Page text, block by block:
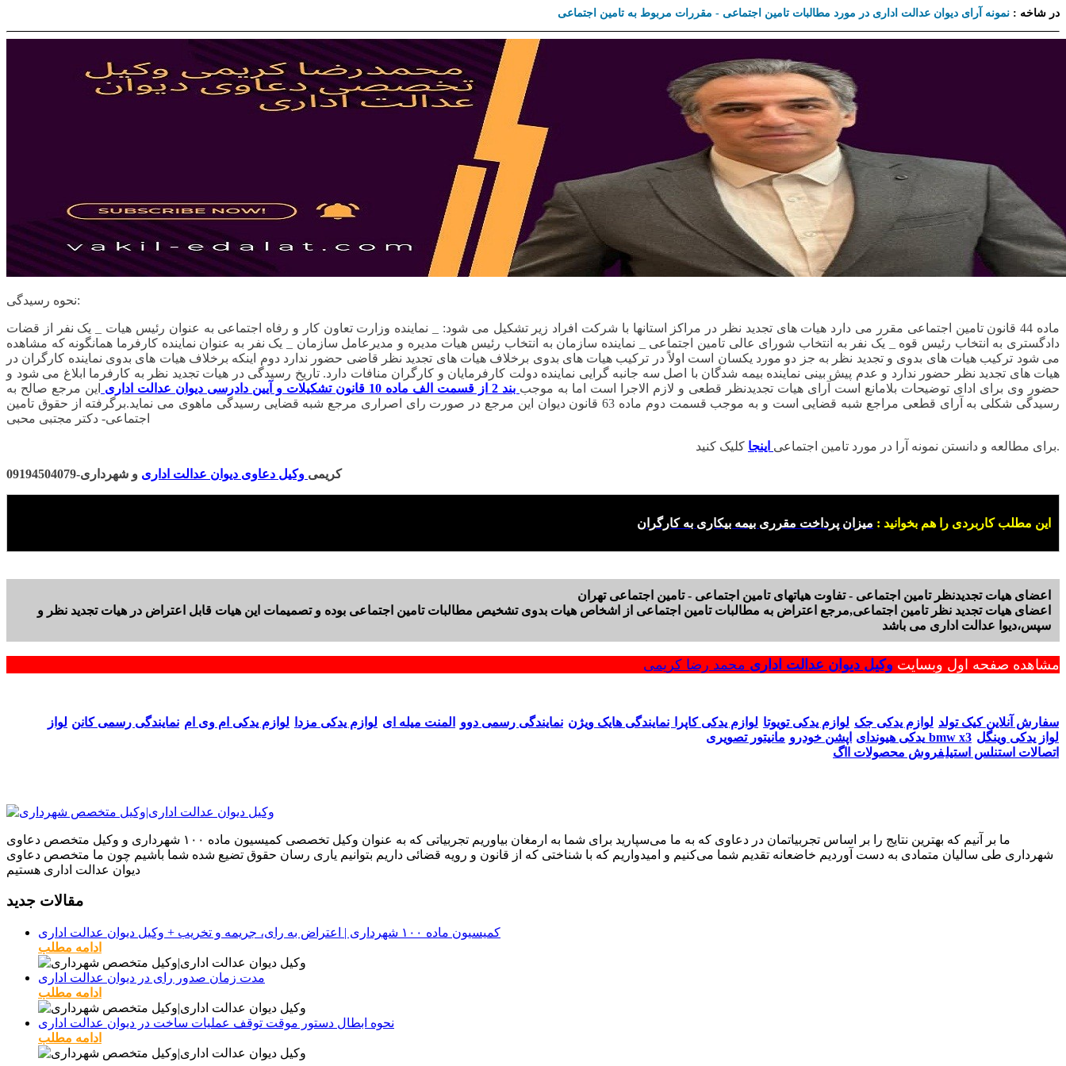
در شاخه : نمونه آرای دیوان عدالت اداری در مورد مطالبات تامین اجتماعی - مقررات مربوط به تامین اجتماعی
نحوه رسیدگی:
ماده 44 قانون تامین اجتماعی مقرر می دارد هیات های تجدید نظر در مراکز استانها با شرکت افراد زیر تشکیل می شود: _ نماینده وزارت تعاون کار و رفاه اجتماعی به عنوان رئیس هیات _ یک نفر از قضات
دادگستری به انتخاب رئیس قوه _ یک نفر به انتخاب شورای عالی تامین اجتماعی _ نماینده سازمان به انتخاب رئیس هیات مدیره و مدیرعامل سازمان _ یک نفر به عنوان نماینده کارفرما همانگونه که مشاهده
می شود ترکیب هیات های بدوی و تجدید نظر به جز دو مورد یکسان است اولاً در ترکیب هیات های بدوی برخلاف هیات های تجدید نظر قاضی حضور ندارد دوم اینکه برخلاف هیات های بدوی نماینده کارگران در
هیات های تجدید نظر حضور ندارد و عدم پیش بینی نماینده بیمه شدگان با اصل سه جانبه گرایی نماینده دولت کارفرمایان و کارگران منافات دارد. تاریخ رسیدگی در هیات تجدید نظر به کارفرما ابلاغ می شود و
حضور وی برای ادای توضیحات بلامانع است آرای هیات تجدیدنظر قطعی و لازم الاجرا است اما به موجب بند 2 از قسمت الف ماده 10 قانون تشکیلات و آیین دادرسی دیوان عدالت اداری
این مرجع صالح به
رسیدگی شکلی به آرای قطعی مراجع شبه قضایی است و به موجب قسمت دوم ماده 63 قانون دیوان این مرجع در صورت رای اصراری مرجع شبه قضایی رسیدگی ماهوی می نماید.برگرفته از حقوق تامین
اجتماعی- دکتر مجتبی محبی
برای مطالعه و دانستن نمونه آرا در مورد تامین اجتماعی اینجا کلیک کنید.
کریمی وکیل دعاوی دیوان عدالت اداری و شهرداری-09194504079
این مطلب کاربردی را هم بخوانید : میزان پرداخت مقرری بیمه بیکاری به کارگران
اعضای هیات تجدیدنظر تامین اجتماعی - تفاوت هیاتهای تامین اجتماعی - تامین اجتماعی تهران
اعضای هیات تجدید نظر تامین اجتماعی,مرجع اعتراض به مطالبات تامین اجتماعی از اشخاص هیات بدوی تشخیص مطالبات تامین اجتماعی بوده و تصمیمات این هیات قابل اعتراض در هیات تجدید نظر و
سپس،دیوا عدالت اداری می باشد
مشاهده صفحه اول وبسایت وکیل دیوان عدالت اداری محمد رضا کریمی
سفارش آنلاین کیک تولد لوازم یدکی جک لوازم یدکی تویوتا لوازم یدکی کاپرا نمایندگی هایک ویژن نمایندگی رسمی دوو المنت میله ای لوازم یدکی مزدا لوازم یدکی ام وی ام نمایندگی رسمی کانن لواز
یدکی هیوندای اپشن خودرو مانیتور تصویری bmw x3 لواز یدکی وینگل
اتصالات استنلس استیلفروش محصولات ااگ
ما بر آنیم که بهترین نتایج را بر اساس تجربیاتمان در دعاوی که به ما می‌سپارید برای شما به ارمغان بیاوریم تجربیاتی که به عنوان وکیل تخصصی کمیسیون ماده ۱۰۰ شهرداری و وکیل متخصص دعاوی
شهرداری طی سالیان متمادی به دست آوردیم خاضعانه تقدیم شما می‌کنیم و امیدواریم که با شناختی که از قانون و رویه قضائی داریم بتوانیم یاری رسان حقوق تضیع شده شما باشیم چون ما متخصص دعاوی
دیوان عدالت اداری هستیم
مقالات جدید
کمیسیون ماده ۱۰۰ شهرداری | اعتراض به رای، جریمه و تخریب + وکیل دیوان عدالت اداری
ادامه مطلب
مدت زمان صدور رای در دیوان عدالت اداری
ادامه مطلب
نحوه ابطال دستور موقت توقف عملیات ساخت در دیوان عدالت اداری
ادامه مطلب